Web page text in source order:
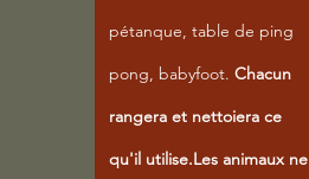
pétanque, table de ping
pong, babyfoot. Chacun
rangera et nettoiera ce
qu'il utilise.Les animaux ne